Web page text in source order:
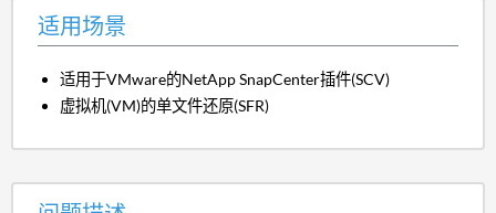
适用场景
适用于VMware的NetApp SnapCenter插件(SCV)
虚拟机(VM)的单文件还原(SFR)